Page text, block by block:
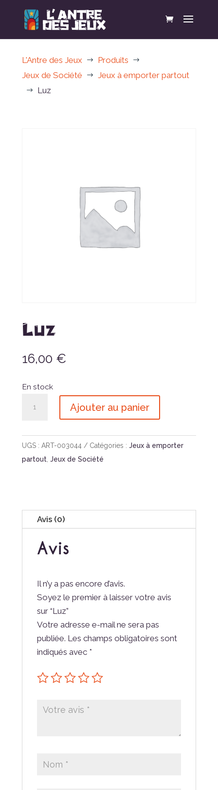
L'Antre des Jeux $ Produits $
Jeux de Société $ Jeux à emporter partout
$ Luz
Luz
16,00 €
En stock
Ajouter au panier
UGS : ART-003044 Catégories : Jeux à emporter
partout, Jeux de Société
Avis (0)
Avis
Il n’y a pas encore d’avis.
Soyez le premier à laisser votre avis
sur “Luz”
Votre adresse e-mail ne sera pas
publiée. Les champs obligatoires sont
indiqués avec *